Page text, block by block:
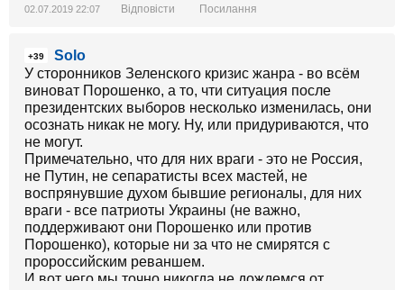
02.07.2019 22:07 Відповісти Посилання
+39
Solo
У сторонников Зеленского кризис жанра - во всём
виноват Порошенко, а то, чти ситуация после
президентских выборов несколько изменилась, они
осознать никак не могу. Ну, или придуриваются, что
не могут.
Примечательно, что для них враги - это не Россия,
не Путин, не сепаратисты всех мастей, не
воспрянувшие духом бывшие регионалы, для них
враги - все патриоты Украины (не важно,
поддерживают они Порошенко или против
Порошенко), которые ни за что не смирятся с
пророссийским реваншем.
И вот чего мы точно никогда не дождемся от